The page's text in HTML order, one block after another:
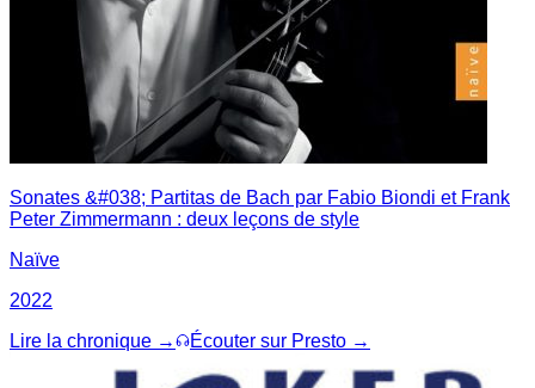
Sonates &#038; Partitas de Bach par Fabio Biondi et Frank
Peter Zimmermann : deux leçons de style
Naïve
2022
Lire la chronique →
Écouter sur Presto →